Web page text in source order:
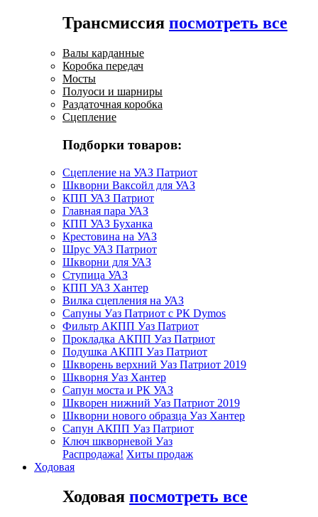
Трансмиссия посмотреть все
Валы карданные
Коробка передач
Мосты
Полуоси и шарниры
Раздаточная коробка
Сцепление
Подборки товаров:
Сцепление на УАЗ Патриот
Шкворни Ваксойл для УАЗ
КПП УАЗ Патриот
Главная пара УАЗ
КПП УАЗ Буханка
Крестовина на УАЗ
Шрус УАЗ Патриот
Шкворни для УАЗ
Ступица УАЗ
КПП УАЗ Хантер
Вилка сцепления на УАЗ
Сапуны Уаз Патриот с РК Dymos
Фильтр АКПП Уаз Патриот
Прокладка АКПП Уаз Патриот
Подушка АКПП Уаз Патриот
Шкворень верхний Уаз Патриот 2019
Шкворня Уаз Хантер
Сапун моста и РК УАЗ
Шкворен нижний Уаз Патриот 2019
Шкворни нового образца Уаз Хантер
Сапун АКПП Уаз Патриот
Ключ шкворневой Уаз
Распродажа! Хиты продаж
Ходовая
Ходовая посмотреть все